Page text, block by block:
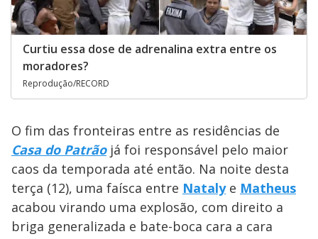
Curtiu essa dose de adrenalina extra entre os
moradores?
Reprodução/RECORD
O fim das fronteiras entre as residências de
Casa do Patrãojá foi responsável pelo maior
caos da temporada até então. Na noite desta
terça (12), uma faísca entre Nataly e Matheus
acabou virando uma explosão, com direito a
briga generalizada e bate-boca cara a cara